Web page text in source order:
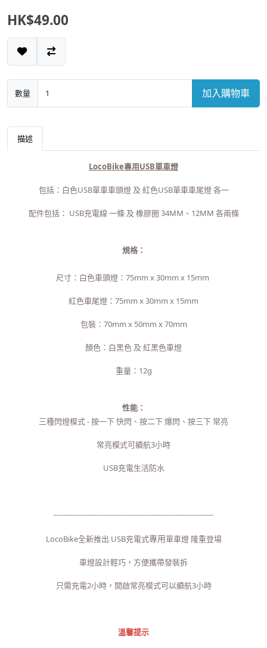
HK$49.00
數量 加入購物車
描述
LocoBike專用USB單車燈
包括：白色USB單車車頭燈 及 紅色USB單車車尾燈 各一
配件包括： USB充電線 一條 及 橡膠圈 34MM、12MM 各兩條
規格：
尺寸：白色車頭燈：75mm x 30mm x 15mm
紅色車尾燈：75mm x 30mm x 15mm
包裝：70mm x 50mm x 70mm
顏色：白黑色 及 紅黑色車燈
重量：12g
性能：
三種閃燈模式 - 按一下 快閃、按二下 爆閃、按三下 常亮
常亮模式可續航3小時
USB充電生活防水
-------------------------------------------------------------------
LocoBike全新推出 USB充電式專用單車燈 隆重登場
車燈設計輕巧，方便攜帶發裝拆
只需充電2小時，開啟常亮模式可以續航3小時
溫馨提示